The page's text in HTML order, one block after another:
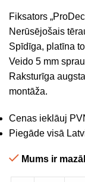
Fiksators
Nerūsējošais
Spīdīga, platīna
Veido 5 mm
Raksturīga
montāža.
Cenas ieklāuj
Piegāde visā
Mums ir